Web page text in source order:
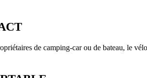
de camping-car ou de bateau, le